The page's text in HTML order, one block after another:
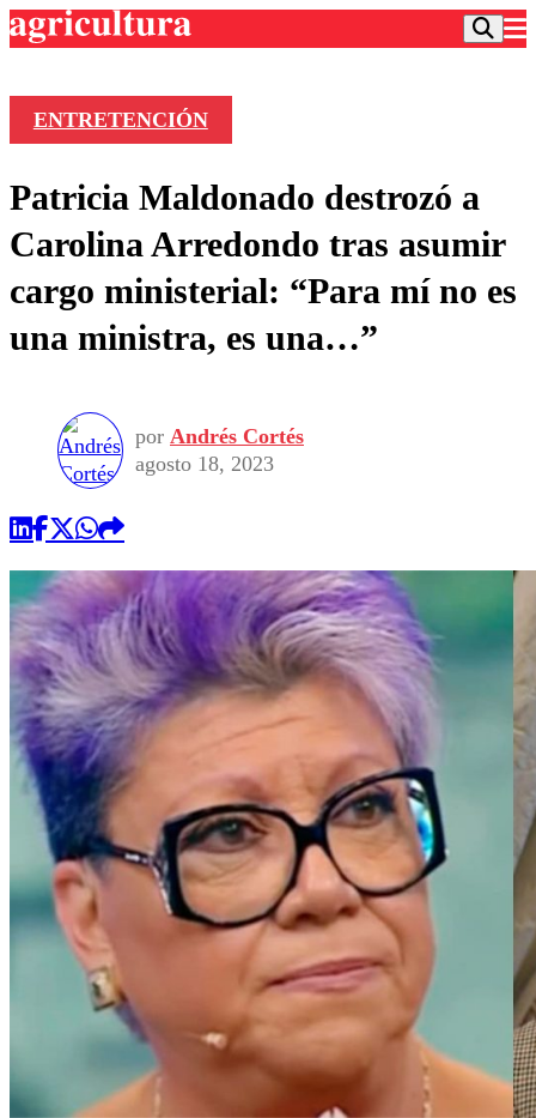
Frecuencias
Agricultura TV
Deportes
Colo Colo
Motor
Torneo Internacional
Torneo Nacional
Entretención
Noticias
Internacional
Nacional
Vida Social
Programas
Comercial
ENTRETENCIÓN
Patricia Maldonado destrozó a
Carolina Arredondo tras asumir
cargo ministerial: “Para mí no es
una ministra, es una…”
por Andrés Cortés
agosto 18, 2023